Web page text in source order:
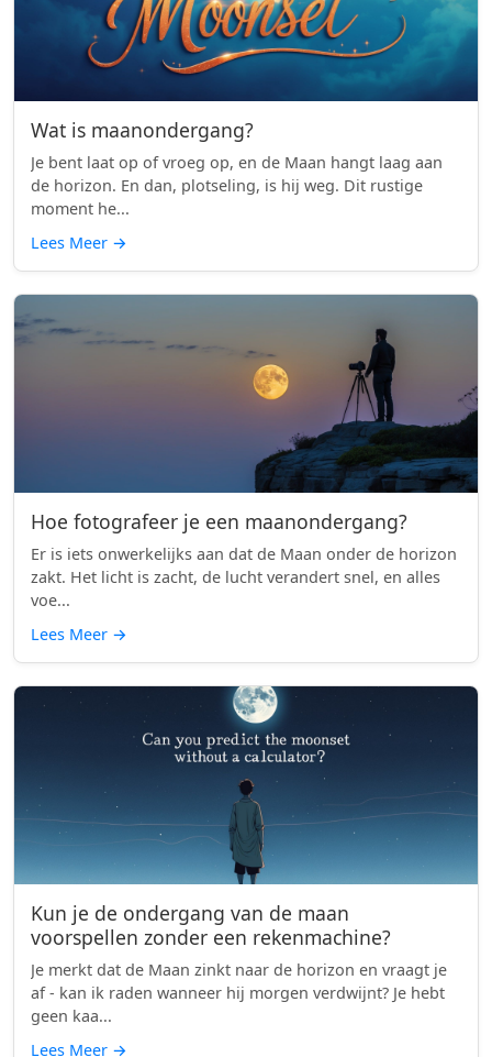
Wat is maanondergang?
Je bent laat op of vroeg op, en de Maan hangt laag aan
de horizon. En dan, plotseling, is hij weg. Dit rustige
moment he...
Lees Meer →
Hoe fotografeer je een maanondergang?
Er is iets onwerkelijks aan dat de Maan onder de horizon
zakt. Het licht is zacht, de lucht verandert snel, en alles
voe...
Lees Meer →
Kun je de ondergang van de maan
voorspellen zonder een rekenmachine?
Je merkt dat de Maan zinkt naar de horizon en vraagt je
af - kan ik raden wanneer hij morgen verdwijnt? Je hebt
geen kaa...
Lees Meer →